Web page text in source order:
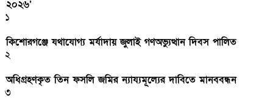
২০২৬’
১
কিশোরগঞ্জে যথাযোগ্য মর্যাদায় জুলাই গণঅভ্যুত্থান দিবস পালিত
২
অধিগ্রহণকৃত তিন ফসলি জমির ন্যায্যমূল্যের দাবিতে মানববন্ধন
৩